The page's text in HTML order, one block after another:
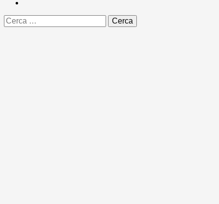
Ricerca
per: